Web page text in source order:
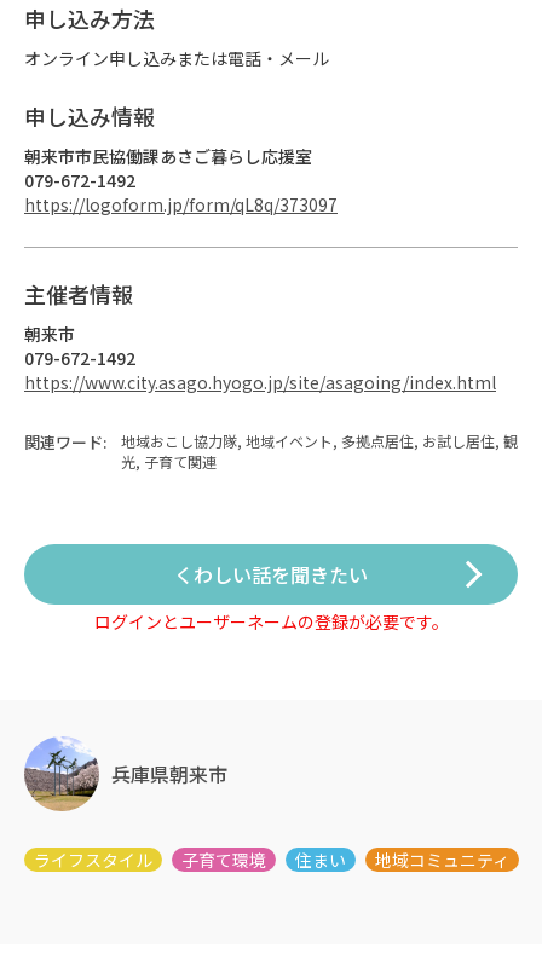
申し込み方法
オンライン申し込みまたは電話・メール
申し込み情報
朝来市市民協働課あさご暮らし応援室
079-672-1492
https://logoform.jp/form/qL8q/373097
主催者情報
朝来市
079-672-1492
https://www.city.asago.hyogo.jp/site/asagoing/index.html
関連ワード:
地域おこし協力隊, 地域イベント, 多拠点居住, お試し居住, 観
光, 子育て関連
くわしい話を聞きたい
ログインとユーザーネームの登録が必要です。
兵庫県朝来市